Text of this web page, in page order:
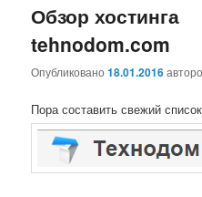
Обзор хостинга
tehnodom.com
Опубликовано18.01.2016
Пора составить свежий